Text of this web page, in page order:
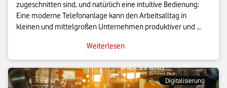
zugeschnitten sind, und natürlich eine intuitive Bedienung:
Eine moderne Telefonanlage kann den Arbeitsalltag in
kleinen und mittelgroßen Unternehmen produktiver und
Wenn kleinere Unternehmen langsam wachsen, kommen sie
schnell an den Punkt, an dem Sie auch ihre Kommunikation
an die veränderten Bedingungen anpassen müssen. Mit einer
Weiterlesen
Digitalisierung